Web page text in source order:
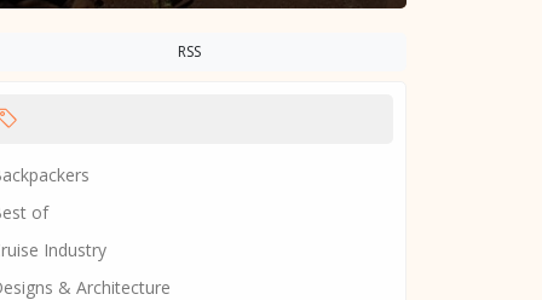
RSS
of
Industry
& Architecture